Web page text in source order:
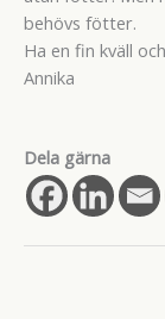
behövs fötter.
Ha en fin kväll
Annika
Dela gärna